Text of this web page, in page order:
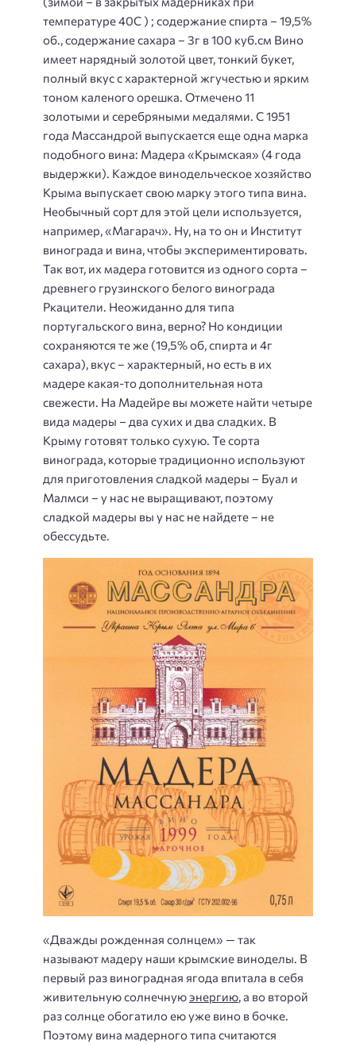
температуре 40С ) ; содержание спирта – 19,5%
об., содержание сахара – 3г в 100 куб.см Вино
имеет нарядный золотой цвет, тонкий букет,
полный вкус с характерной жгучестью и ярким
тоном каленого орешка. Отмечено 11
золотыми и серебряными медалями. С 1951
года Массандрой выпускается еще одна марка
подобного вина: Мадера «Крымская» (4 года
выдержки). Каждое винодельческое хозяйство
Крыма выпускает свою марку этого типа вина.
Необычный сорт для этой цели используется,
например, «Магарач». Ну, на то он и Институт
винограда и вина, чтобы экспериментировать.
Так вот, их мадера готовится из одного сорта –
древнего грузинского белого винограда
Ркацители. Неожиданно для типа
португальского вина, верно? Но кондиции
сохраняются те же (19,5% об, спирта и 4г
сахара), вкус – характерный, но есть в их
мадере какая-то дополнительная нота
свежести. На Мадейре вы можете найти четыре
вида мадеры – два сухих и два сладких. В
Крыму готовят только сухую. Те сорта
винограда, которые традиционно используют
для приготовления сладкой мадеры – Буал и
Малмси – у нас не выращивают, поэтому
сладкой мадеры вы у нас не найдете – не
обессудьте.
«Дважды рожденная солнцем» — так
называют мадеру наши крымские виноделы. В
первый раз виноградная ягода впитала в себя
живительную солнечнуюэнергию, а во второй
раз солнце обогатило ею уже вино в бочке.
Поэтому вина мадерного типа считаются